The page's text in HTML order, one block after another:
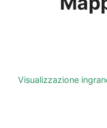
Visualizzazione